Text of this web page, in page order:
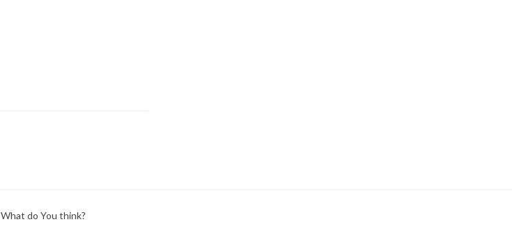
What do You think?